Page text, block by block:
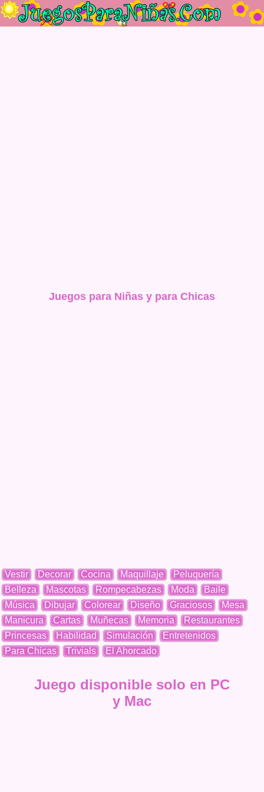
Juegos para Niñas y para Chicas
Vestir Decorar Cocina Maquillaje
Peluquería
Belleza
Mascotas Rompecabezas Moda
Baile
Música
Dibujar Colorear Diseño Graciosos
Mesa
Manicura
Cartas Muñecas Memoria
Restaurantes
Princesas
Habilidad Simulación
Entretenidos
Para Chicas
Trivials El Ahorcado
Juego disponible solo en PC
y Mac